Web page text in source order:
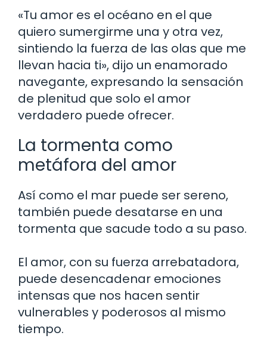
«Tu amor es el océano en el que
quiero sumergirme una y otra vez,
sintiendo la fuerza de las olas que me
llevan hacia ti», dijo un enamorado
navegante, expresando la sensación
de plenitud que solo el amor
verdadero puede ofrecer.
La tormenta como
metáfora del amor
Así como el mar puede ser sereno,
también puede desatarse en una
tormenta que sacude todo a su paso.
El amor, con su fuerza arrebatadora,
puede desencadenar emociones
intensas que nos hacen sentir
vulnerables y poderosos al mismo
tiempo.